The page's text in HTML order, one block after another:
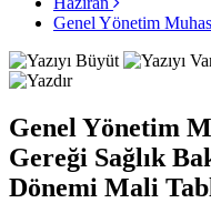
Genel Yönetim
Genel Yönetim
Gereği Sağlık
Dönemi Mali